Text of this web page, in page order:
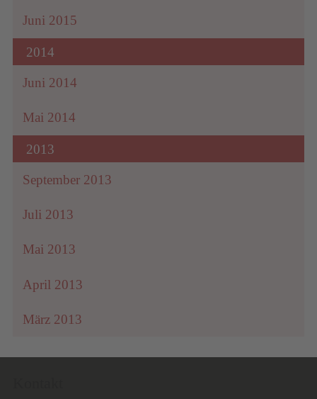
Juni 2015
2014
Juni 2014
Mai 2014
2013
September 2013
Juli 2013
Mai 2013
April 2013
März 2013